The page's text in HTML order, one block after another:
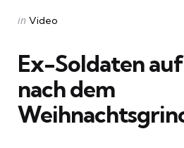
Categories
Posted
in Video
Ex-Soldaten
nach dem